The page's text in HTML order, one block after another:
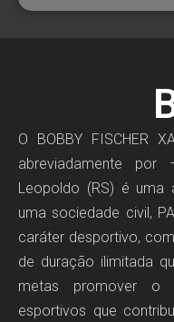
O BOBBY FISCHER
abreviadamente
Leopoldo (RS) é uma
uma sociedade civil,
caráter desportivo,
de duração ilimitada
metas promover o
esportivos que